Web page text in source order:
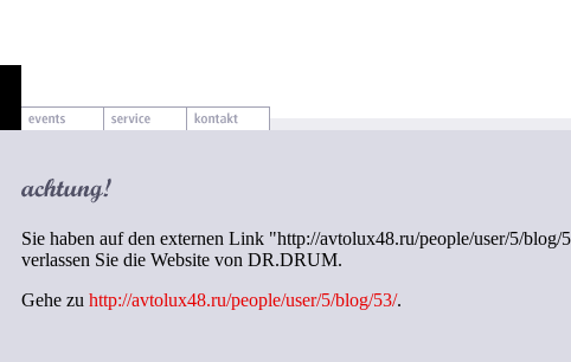
Sie haben auf den externen Link "http://avtolux48.ru/people/user/5/
verlassen Sie die Website von DR.DRUM.
Gehe zu http://avtolux48.ru/people/user/5/blog/53/.